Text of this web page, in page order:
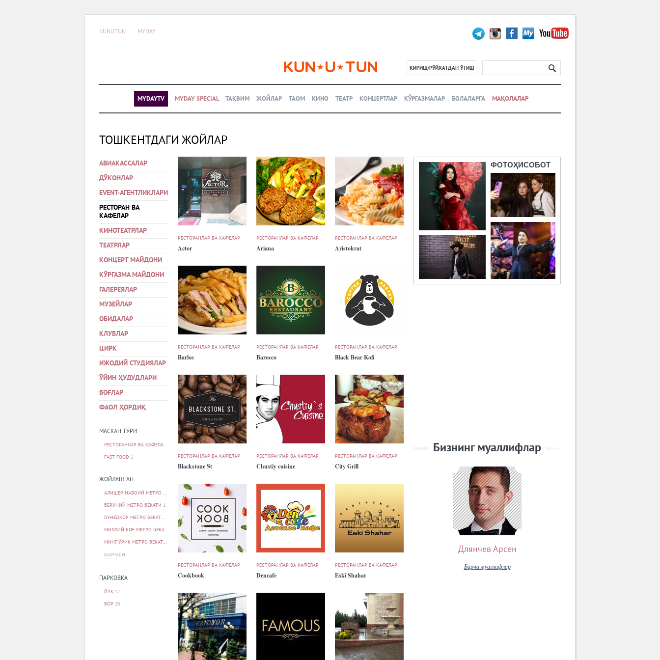
KUNUTUN MYDAY
КИРИШ/РЎЙХАТДАН ЎТИШ
MYDAYTV MYDAY SPECIAL ТАҚВИМ ЖОЙЛАР ТАОМ КИНО ТЕАТР КОНЦЕРТЛАР КЎРГАЗМАЛАР БОЛАЛАРГА МАҚОЛАЛАР
ТОШКЕНТДАГИ ЖОЙЛАР
АВИАКАССАЛАР
ДЎКОНЛАР
EVENT-АГЕНТЛИКЛАРИ
РЕСТОРАН ВА
КАФЕЛАР
КИНОТЕАТРЛАР
ТЕАТРЛАР
КОНЦЕРТ МАЙДОНИ
КЎРГАЗМА МАЙДОНИ
ГАЛЕРЕЯЛАР
МУЗЕЙЛАР
ОБИДАЛАР
КЛУБЛАР
ЦИРК
ИЖОДИЙ СТУДИЯЛАР
ЎЙИН ҲУДУДЛАРИ
БОҒЛАР
ФАОЛ ҲОРДИҚ
МАСКАН ТУРИ
РЕСТОРАНЛАР ВА КАФЕЛАР
FAST FOOD 1
ЖОЙЛАШГАН
АЛИШЕР НАВОИЙ МЕТРО БЕКАТИ
БЕРУНИЙ МЕТРО БЕКАТИ 1
БУНЁДКОР МЕТРО БЕКАТИ
МИЛЛИЙ БОҒ МЕТРО БЕКАТИ
МИНГ ЎРИК МЕТРО БЕКАТИ
БАРЧАСИ
ПАРКОВКА
ЙУҚ 12
БОР 20
РЕСТОРАНЛАР ВА КАФЕЛАР
Actor
РЕСТОРАНЛАР ВА КАФЕЛАР
Ariana
РЕСТОРАНЛАР ВА КАФЕЛАР
Aristokrat
РЕСТОРАНЛАР ВА КАФЕЛАР
Barlos
РЕСТОРАНЛАР ВА КАФЕЛАР
Barocco
РЕСТОРАНЛАР ВА КАФЕЛАР
Black Bear Kofi
РЕСТОРАНЛАР ВА КАФЕЛАР
Blackstone St
РЕСТОРАНЛАР ВА КАФЕЛАР
Chustiy cuisine
РЕСТОРАНЛАР ВА КАФЕЛАР
City Grill
РЕСТОРАНЛАР ВА КАФЕЛАР
Cookbook
РЕСТОРАНЛАР ВА КАФЕЛАР
Dencafe
РЕСТОРАНЛАР ВА КАФЕЛАР
Eski Shahar
ФОТОҲИСОБОТ
Бизнинг муаллифлар
Длянчев Арсен
Барча муаллифлар